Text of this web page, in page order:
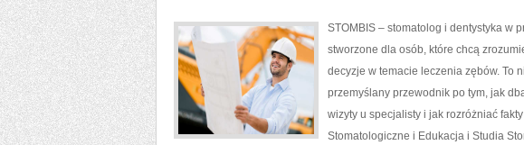
STOMBIS – stomatolog i dentystyka w
stworzone dla osób, które chcą
decyzje w temacie leczenia zębów. To
przemyślany przewodnik po tym, jak
wizyty u specjalisty i jak rozróżniać
Stomatologiczne i Edukacja i Studia